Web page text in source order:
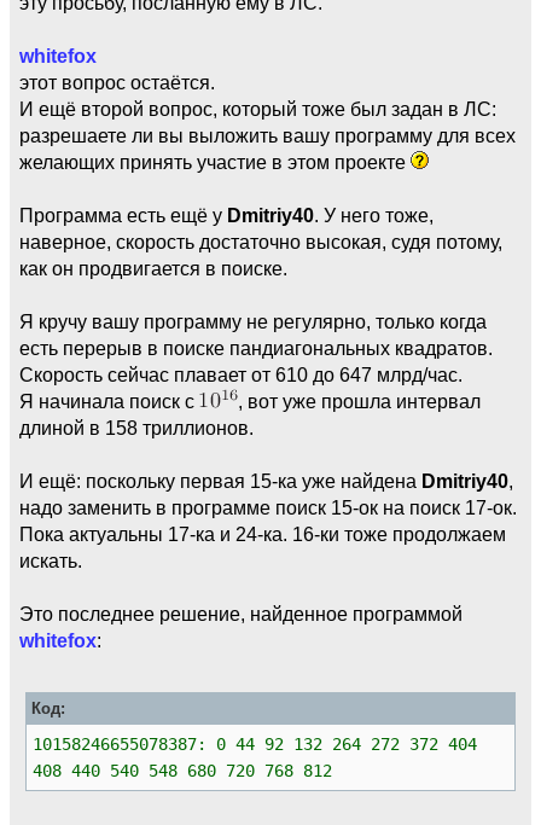
whitefox
этот вопрос остаётся.
И ещё второй вопрос, который тоже был задан в ЛС:
разрешаете ли вы выложить вашу программу для всех
желающих принять участие в этом проекте
Программа есть ещё у Dmitriy40. У него тоже,
наверное, скорость достаточно высокая, судя потому,
как он продвигается в поиске.
Я кручу вашу программу не регулярно, только когда
есть перерыв в поиске пандиагональных квадратов.
Скорость сейчас плавает от 610 до 647 млрд/час.
Я начинала поиск с
, вот уже прошла интервал
длиной в 158 триллионов.
И ещё: поскольку первая 15-ка уже найдена Dmitriy40,
надо заменить в программе поиск 15-ок на поиск 17-ок.
Пока актуальны 17-ка и 24-ка. 16-ки тоже продолжаем
искать.
Это последнее решение, найденное программой
whitefox:
Код:
10158246655078387: 0 44 92 132 264 272 372 404
408 440 540 548 680 720 768 812